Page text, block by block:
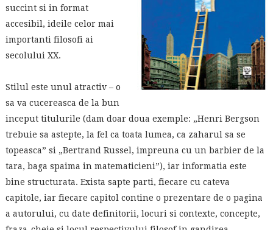
succint si in format
accesibil, ideile celor mai
importanti filosofi ai
secolului XX.
Stilul este unul atractiv – o
sa va cucereasca de la bun
inceput titulurile (dam doar doua exemple: „Henri Bergson
trebuie sa astepte, la fel ca toata lumea, ca zaharul sa se
topeasca” si „Bertrand Russel, impreuna cu un barbier de la
tara, baga spaima in matematicieni”), iar informatia este
bine structurata. Exista sapte parti, fiecare cu cateva
capitole, iar fiecare capitol contine o prezentare de o pagina
a autorului, cu date definitorii, locuri si contexte, concepte,